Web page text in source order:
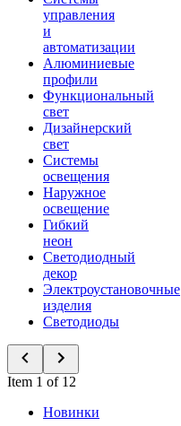
управления
и
автоматизации
Алюминиевые
профили
Функциональный
свет
Дизайнерский
свет
Системы
освещения
Наружное
освещение
Гибкий
неон
Светодиодный
декор
Электроустановочные
изделия
Светодиоды
Item 1 of 12
Новинки